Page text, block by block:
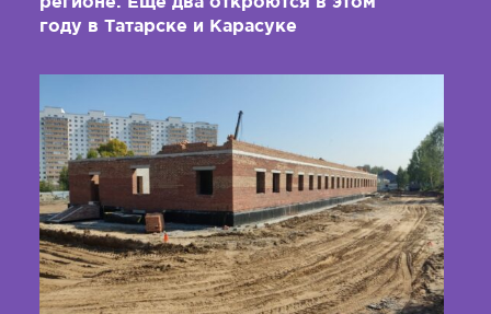
году в Татарске и Карасуке